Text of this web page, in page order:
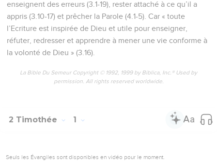
enseignent des erreurs (3.1-19), rester attaché à ce qu’il a
appris (3.10-17) et prêcher la Parole (4.1-5). Car « toute
l’Ecriture est inspirée de Dieu et utile pour enseigner,
réfuter, redresser et apprendre à mener une vie conforme à
la volonté de Dieu » (3.16).
La Bible Du Semeur Copyright © 1992, 1999 by Biblica, Inc.® Used by
permission. All rights reserved worldwide.
2 Timothée 1
Seuls les Évangiles sont disponibles en vidéo pour le moment.